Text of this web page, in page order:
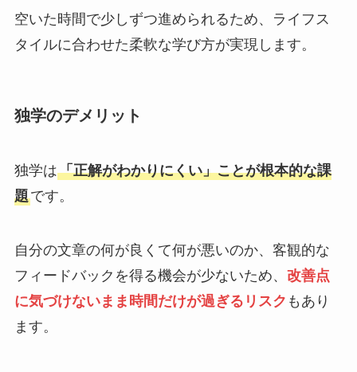
空いた時間で少しずつ進められるため、ライフス
タイルに合わせた柔軟な学び方が実現します。
独学のデメリット
独学は「正解がわかりにくい」ことが根本的な課
題です。
自分の文章の何が良くて何が悪いのか、客観的な
フィードバックを得る機会が少ないため、 改善点
に気づけないまま時間だけが過ぎるリスク もあり
ます。